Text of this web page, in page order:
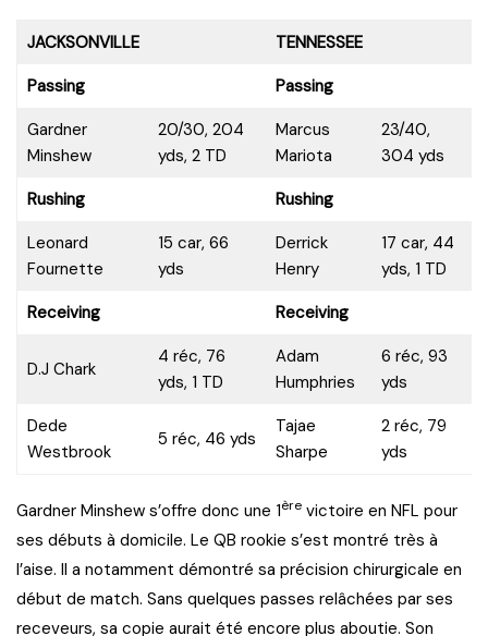
JACKSONVILLE
TENNESSEE
Passing
Passing
Gardner
Minshew
20/30, 204
yds, 2 TD
Marcus
Mariota
23/40,
304 yds
Rushing
Rushing
Leonard
Fournette
15 car, 66
yds
Derrick
Henry
17 car, 44
yds, 1 TD
Receiving
Receiving
D.J Chark
4 réc, 76
yds, 1 TD
Adam
Humphries
6 réc, 93
yds
Dede
Westbrook
5 réc, 46 yds
Tajae
Sharpe
2 réc, 79
yds
Gardner Minshew s’offre donc une 1ère victoire en NFL pour
ses débuts à domicile. Le QB rookie s’est montré très à
l’aise. Il a notamment démontré sa précision chirurgicale en
début de match. Sans quelques passes relâchées par ses
receveurs, sa copie aurait été encore plus aboutie. Son